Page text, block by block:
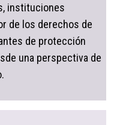
instituciones
de los derechos de
de protección
una perspectiva de